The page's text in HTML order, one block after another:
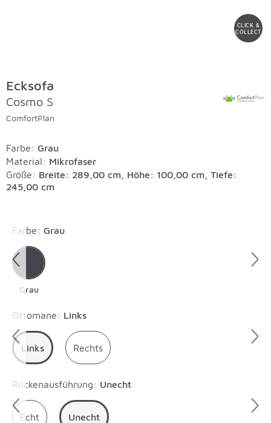
CLICK &
COLLECT
Ecksofa
Cosmo S
ComfortPlan
Farbe: Grau
Material: Mikrofaser
Größe: Breite: 289,00 cm, Höhe: 100,00 cm, Tiefe:
245,00 cm
Farbe: Grau
Grau
Ottomane: Links
Links Rechts
Rückenausführung: Unecht
Echt Unecht